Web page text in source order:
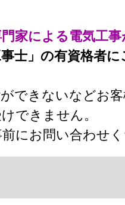
門家による電気工
士」の有資格者
できないなどお
できません。
にお問い合わせ